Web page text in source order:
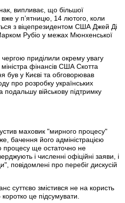
випливає, що більшої
вже у пʼятницю, 14 лютого, коли
з віцепрезидентом США Джей Ді
Рубіо у межах Мюнхенської
приділили окрему увагу
фінансів США Скотта
був у Києві та обговорював
про розробку українських
військову підтримку
маховик "мирного процесу"
бачення його адміністрацією
процесу ще остаточно не
і численні офіційні заяви, і
повідомлені про перебіг дискусій
суттєво змістився не на користь
коротко це підсумувати.